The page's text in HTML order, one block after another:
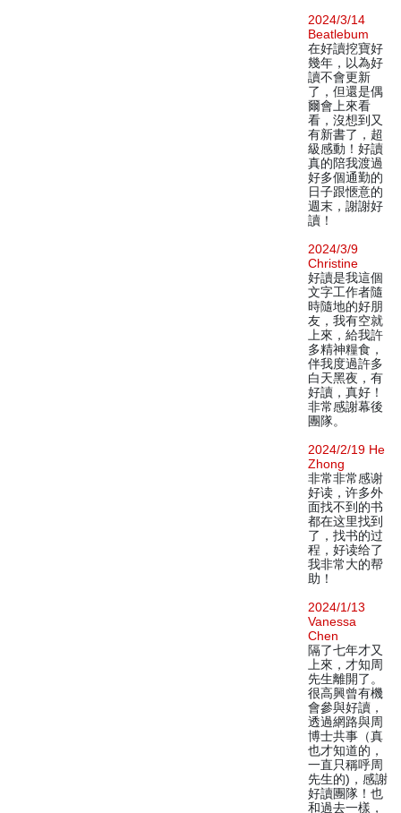
2024/3/14
Beatlebum
在好讀挖寶好
幾年，以為好
讀不會更新
了，但還是偶
爾會上來看
看，沒想到又
有新書了，超
級感動！好讀
真的陪我渡過
好多個通勤的
日子跟愜意的
週末，謝謝好
讀！
2024/3/9
Christine
好讀是我這個
文字工作者隨
時隨地的好朋
友，我有空就
上來，給我許
多精神糧食，
伴我度過許多
白天黑夜，有
好讀，真好！
非常感謝幕後
團隊。
2024/2/19 He
Zhong
非常非常感谢
好读，许多外
面找不到的书
都在这里找到
了，找书的过
程，好读给了
我非常大的帮
助！
2024/1/13
Vanessa
Chen
隔了七年才又
上來，才知周
先生離開了。
很高興曾有機
會參與好讀，
透過網路與周
博士共事（真
也才知道的，
一直只稱呼周
先生的)，感謝
好讀團隊！也
和過去一樣，